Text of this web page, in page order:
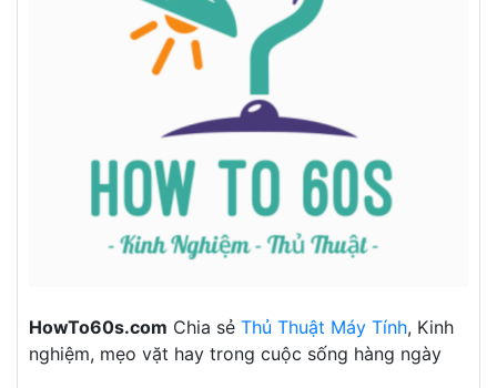
HowTo60s.com Chia sẻ Thủ Thuật Máy Tính, Kinh
nghiệm, mẹo vặt hay trong cuộc sống hàng ngày